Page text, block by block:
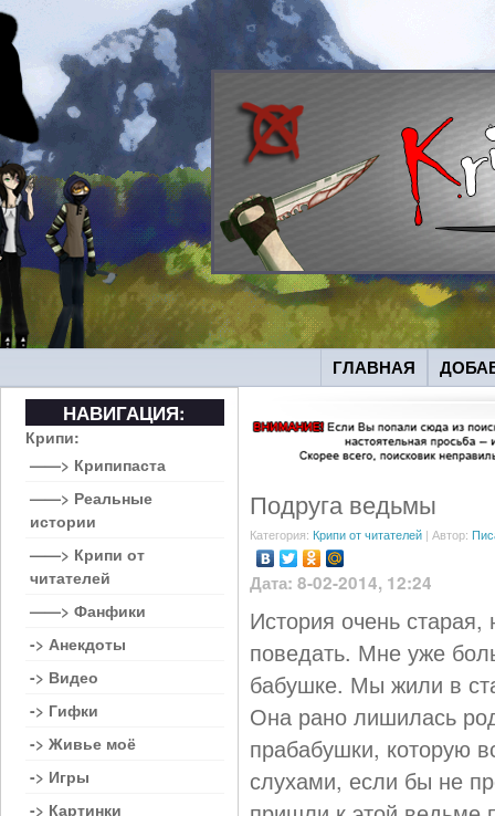
ГЛАВНАЯ
Подруга ведьмы
Категория: Крипи от читателей | Автор:
Дата: 8-02-2014, 12:24
История очень
поведать. Мне уже
бабушке. Мы жили в
Она рано лишилась
прабабушки, которую
слухами, если бы не
НАВИГАЦИЯ:
Крипи:
——> Крипипаста
——> Реальные
истории
——> Крипи от
читателей
——> Фанфики
-> Анекдоты
-> Видео
-> Гифки
-> Живье моё
-> Игры
-> Картинки